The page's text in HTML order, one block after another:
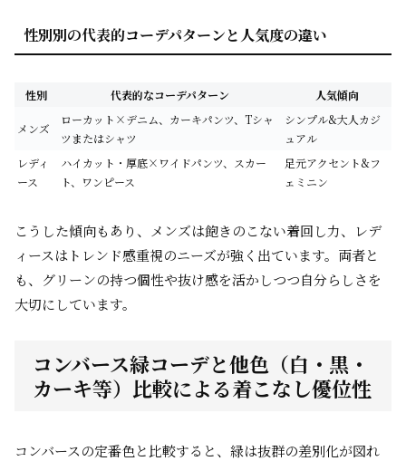
性別別の代表的コーデパターンと人気度の違い
性別 代表的なコーデパターン 人気傾向
メンズ
ローカット×デニム、カーキパンツ、Tシャ
ツまたはシャツ
シンプル&大人カジ
ュアル
レディ
ース
ハイカット・厚底×ワイドパンツ、スカー
ト、ワンピース
足元アクセント&フ
ェミニン
こうした傾向もあり、メンズは飽きのこない着回し力、レデ
ィースはトレンド感重視のニーズが強く出ています。両者と
も、グリーンの持つ個性や抜け感を活かしつつ自分らしさを
大切にしています。
コンバース緑コーデと他色（白・黒・
カーキ等）比較による着こなし優位性
コンバースの定番色と比較すると、緑は抜群の差別化が図れ